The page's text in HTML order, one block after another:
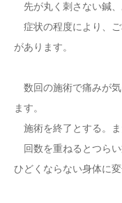
先が丸く刺さない鍼、
症状の程度により、ご
があります。
数回の施術で痛みが
ます。
施術を終了とする。ま
回数を重ねるとつら
ひどくならない身体に変